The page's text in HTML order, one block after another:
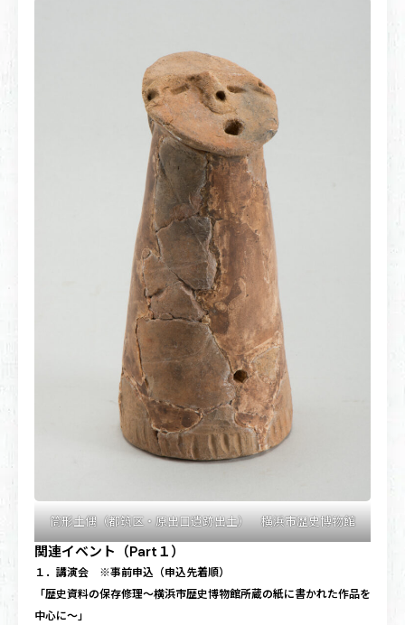
筒形土偶（都筑区・原出口遺跡出土） 横浜市歴史博物館
関連イベント（Part１）
１．講演会 ※事前申込（申込先着順）
「歴史資料の保存修理～横浜市歴史博物館所蔵の紙に書かれた作品を
中心に～」